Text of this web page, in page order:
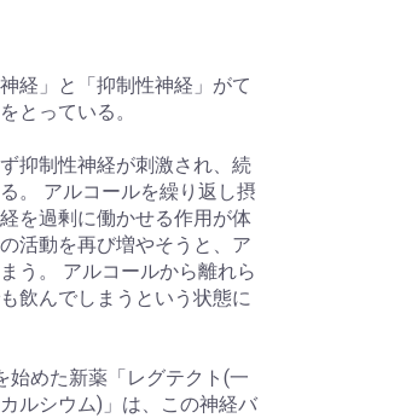
経」と「抑制性神経」がて
とっている。
抑制性神経が刺激され、続
。 アルコールを繰り返し摂
を過剰に働かせる作用が体
活動を再び増やそうと、ア
う。 アルコールから離れら
飲んでしまうという状態に
始めた新薬「レグテクト(一
ルシウム)」は、この神経バ